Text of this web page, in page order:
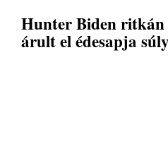
Hunter Biden
árult el édesapja